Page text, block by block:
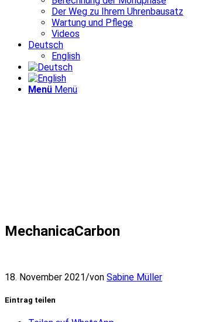
Der Weg zu Ihrem Uhrenbausatz
Wartung und Pflege
Videos
Deutsch
English
Menü Menü
MechanicaCarbon
18. November 2021/von Sabine Müller
Eintrag teilen